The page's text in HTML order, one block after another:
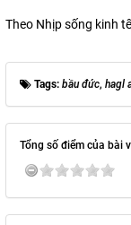
Theo Nhịp sống kinh tế
Tags: bầu đức, hagl
Tổng số điểm của bài